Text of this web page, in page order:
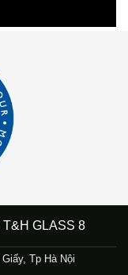
GLASS 8
Tp Hà Nội